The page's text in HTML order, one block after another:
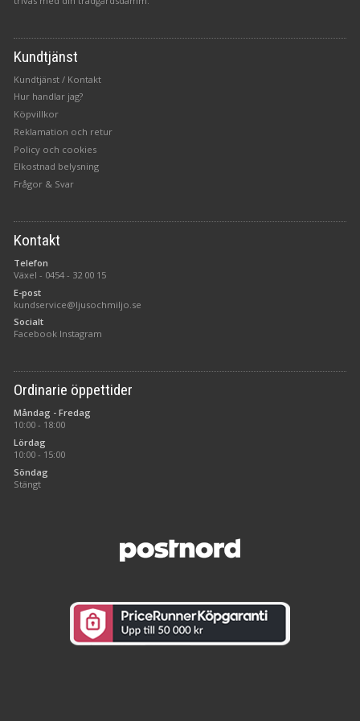
Kundtjänst
Kundtjänst / Kontakt
Hur handlar jag?
Köpvillkor
Reklamation och retur
Policy och cookies
Elkostnad belysning
Frågor & Svar
Kontakt
Telefon
Växel - 0454 - 32 00 15
E-post
kundservice@ljusochmiljo.se
Socialt
Facebook Instagram
Ordinarie öppettider
Måndag - Fredag
10:00 - 18:00
Lördag
10:00 - 15:00
Söndag
Stängt